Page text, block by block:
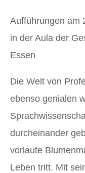
Aufführungen am
in der Aula der
Essen
Die Welt von
ebenso genialen
durcheinander
vorlaute
Leben tritt. Mit